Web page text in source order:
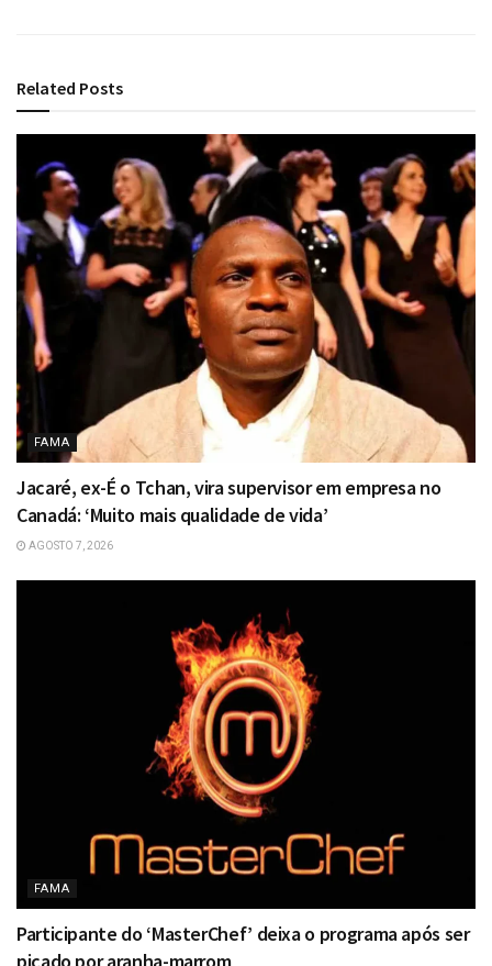
Related Posts
FAMA
Jacaré, ex-É o Tchan, vira supervisor em empresa no
Canadá: ‘Muito mais qualidade de vida’
AGOSTO 7, 2026
FAMA
Participante do ‘MasterChef’ deixa o programa após ser
picado por aranha-marrom